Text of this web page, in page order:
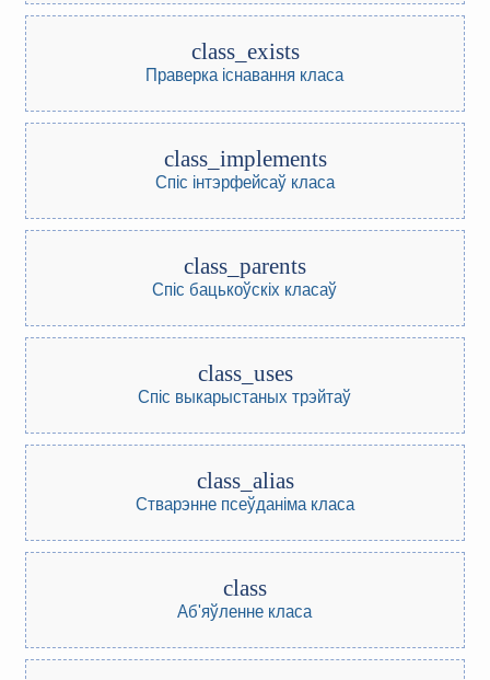
class_exists
Праверка існавання класа
class_implements
Спіс інтэрфейсаў класа
class_parents
Спіс бацькоўскіх класаў
class_uses
Спіс выкарыстаных трэйтаў
class_alias
Стварэнне псеўданіма класа
class
Аб'яўленне класа